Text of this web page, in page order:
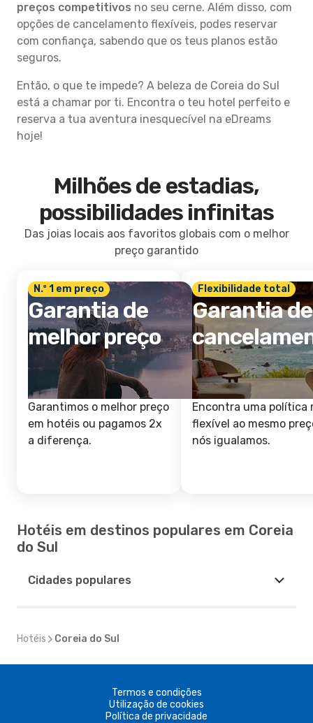
preços competitivos no seu cerne. Além disso, com
opções de cancelamento flexíveis, podes reservar
com confiança, sabendo que os teus planos estão
seguros.
Então, o que te impede? A beleza de Coreia do Sul
está a chamar por ti. Encontra o teu hotel perfeito e
reserva a tua aventura inesquecível na eDreams
hoje!
Milhões de estadias,
possibilidades infinitas
Das joias locais aos favoritos globais com o melhor
preço garantido
N.º 1 em preço
Garantia de
melhor preço
Garantimos o melhor preço
em hotéis ou pagamos 2x
a diferença.
Flexibilidade total
Garantia de
Encontra uma política
flexível ao mesmo
nós igualamos.
Hotéis em destinos populares em Coreia
do Sul
Cidades populares
Hotéis Coreia do Sul
Termos e condições
Utilização de cookies
Política de privacidade